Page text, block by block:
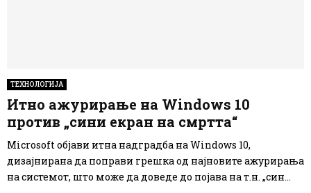
ТЕХНОЛОГИЈА
Итно ажурирање на Windows 10
против „сини екран на смртта“
Microsoft објави итна надградба на Windows 10,
дизајнирана да поправи грешка од најновите ажурирања
на системот, што може да доведе до појава на т.н. „син...